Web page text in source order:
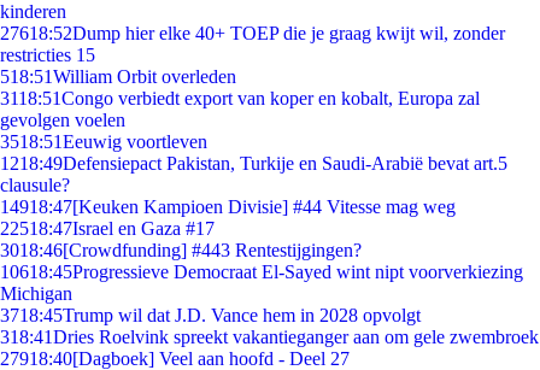
kinderen
27618:52Dump hier elke 40+ TOEP die je graag kwijt wil, zonder
restricties 15
518:51William Orbit overleden
3118:51Congo verbiedt export van koper en kobalt, Europa zal
gevolgen voelen
3518:51Eeuwig voortleven
1218:49Defensiepact Pakistan, Turkije en Saudi-Arabië bevat art.5
clausule?
14918:47[Keuken Kampioen Divisie] #44 Vitesse mag weg
22518:47Israel en Gaza #17
3018:46[Crowdfunding] #443 Rentestijgingen?
10618:45Progressieve Democraat El-Sayed wint nipt voorverkiezing
Michigan
3718:45Trump wil dat J.D. Vance hem in 2028 opvolgt
318:41Dries Roelvink spreekt vakantieganger aan om gele zwembroek
27918:40[Dagboek] Veel aan hoofd - Deel 27